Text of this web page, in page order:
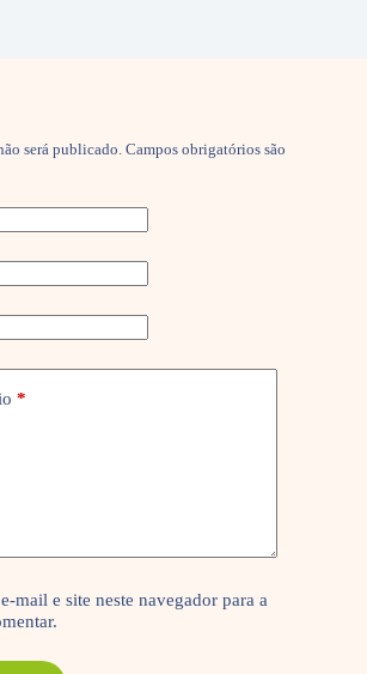
será publicado. Campos obrigatórios são
*
mail e site neste navegador para a